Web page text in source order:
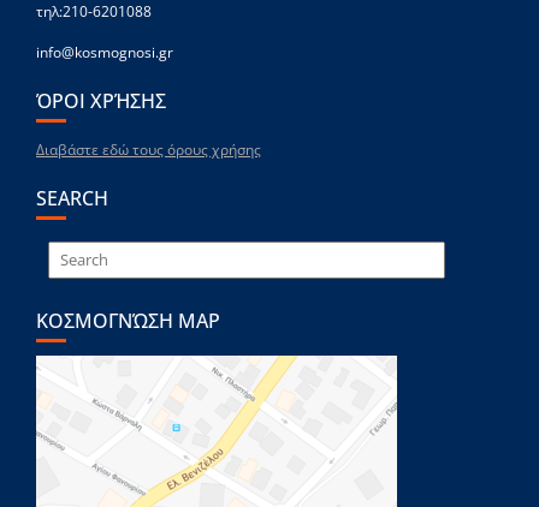
τηλ:210-6201088
info@kosmognosi.gr
ΌΡΟΙ ΧΡΉΣΗΣ
Διαβάστε εδώ τους όρους χρήσης
SEARCH
ΚΟΣΜΟΓΝΏΣΗ MAP